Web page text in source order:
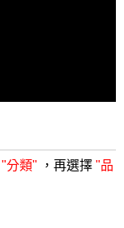
"分類" ，再選擇 "品